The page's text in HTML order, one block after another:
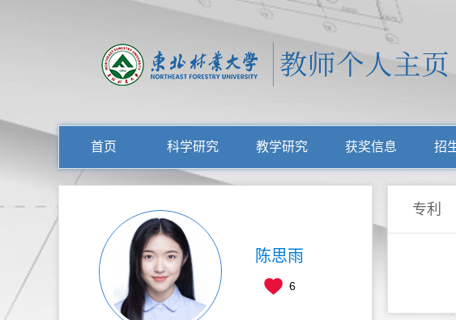
首页 科学研究 教学研究 获奖信息 招
陈思雨
6
专利